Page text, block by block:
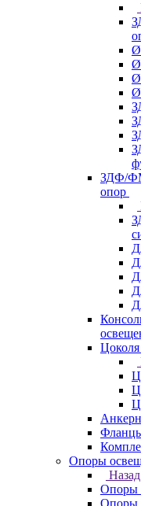
ЗДФ/ФМ
опор
Опоры
Назад
Опоры
Опоры